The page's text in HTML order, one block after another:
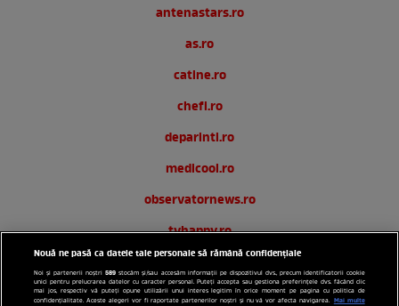
antenastars.ro
as.ro
catine.ro
chefi.ro
deparinti.ro
medicool.ro
observatornews.ro
tvhappy.ro
useit.ro
zutv.ro
Nouă ne pasă ca datele tale personale să rămână confidențiale
Noi și partenerii noștri589 stocăm și/sau accesăm informații pe dispozitivul dvs., precum identificatorii cookie
unici pentru prelucrarea datelor cu caracter personal. Puteți accepta sau gestiona preferințele dvs. făcând clic
mai jos, respectiv vă puteți opune utilizării unui interes legitim în orice moment pe pagina cu politica de
confidențialitate. Aceste alegeri vor fi raportate partenerilor noștri și nu vă vor afecta navigarea. Mai multe